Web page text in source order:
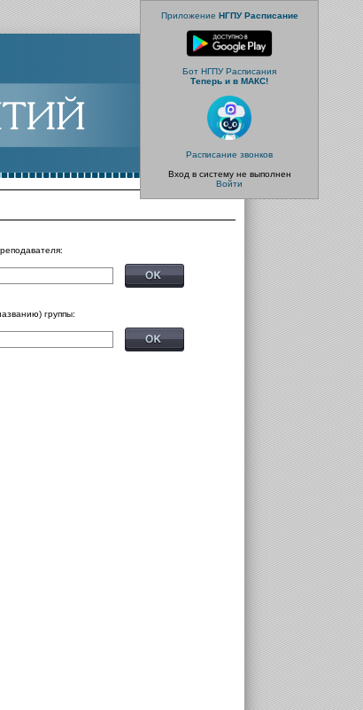
Приложение НГПУ Расписание
Бот НГПУ Расписания
Теперь и в МАКС!
Расписание звонков
Вход в систему не выполнен
Войти
группы: